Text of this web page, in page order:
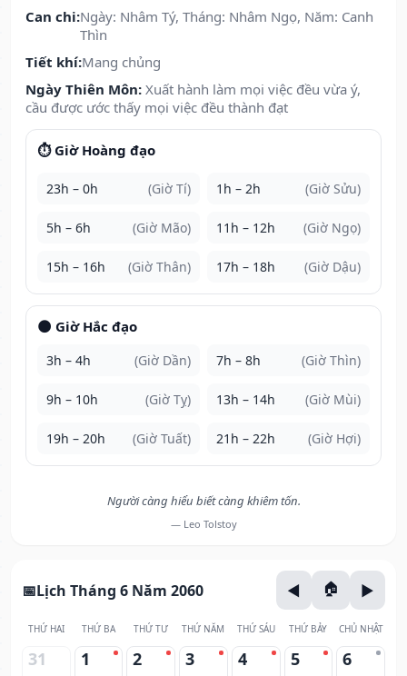
Can chi:Ngày: Nhâm Tý, Tháng: Nhâm Ngọ, Năm: Canh
Thìn
Tiết khí:Mang chủng
Ngày Thiên Môn: Xuất hành làm mọi việc đều vừa ý,
cầu được ước thấy mọi việc đều thành đạt
⏱️ Giờ Hoàng đạo
23h – 0h (Giờ Tí) 1h – 2h (Giờ Sửu)
5h – 6h (Giờ Mão) 11h – 12h (Giờ Ngọ)
15h – 16h (Giờ Thân) 17h – 18h (Giờ Dậu)
🌑 Giờ Hắc đạo
3h – 4h (Giờ Dần) 7h – 8h (Giờ Thìn)
9h – 10h (Giờ Tỵ) 13h – 14h (Giờ Mùi)
19h – 20h (Giờ Tuất) 21h – 22h (Giờ Hợi)
Người càng hiểu biết càng khiêm tốn.
— Leo Tolstoy
Lịch Tháng 6 Năm 2060
THỨ HAI THỨ BA THỨ TƯ THỨ NĂM THỨ SÁU THỨ BẢY CHỦ NHẬT
31 1 2 3 4 5 6